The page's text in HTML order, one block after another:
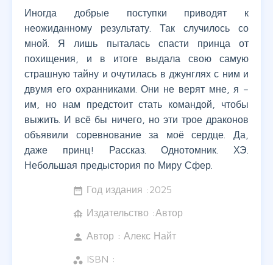
Иногда добрые поступки приводят к
неожиданному результату. Так случилось со
мной. Я лишь пыталась спасти принца от
похищения, и в итоге выдала свою самую
страшную тайну и очутилась в джунглях с ним и
двумя его охранниками. Они не верят мне, я –
им, но нам предстоит стать командой, чтобы
выжить. И всё бы ничего, но эти трое драконов
объявили соревнование за моё сердце. Да,
даже принц! Рассказ. Однотомник. ХЭ.
Небольшая предыстория по Миру Сфер.
date_range Год издания :2025
foundation Издательство :Автор
person Автор : Алекс Найт
workspaces ISBN :